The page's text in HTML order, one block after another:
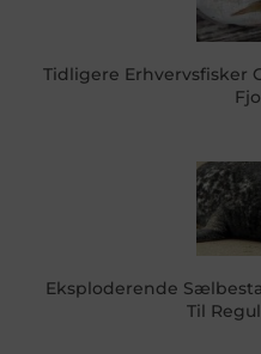
Tidligere Erhvervsfisker
Eksploderende
Til